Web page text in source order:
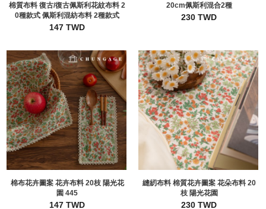
棉質布料 復古/復古佩斯利花紋布料 2
0種款式 佩斯利混紡布料 2種款式
147 TWD
20cm佩斯利混合2種
230 TWD
棉布花卉圖案 花卉布料 20枝 陽光花
園 445
147 TWD
縫紉布料 棉質花卉圖案 花朵布料 20
枝 陽光花園
230 TWD